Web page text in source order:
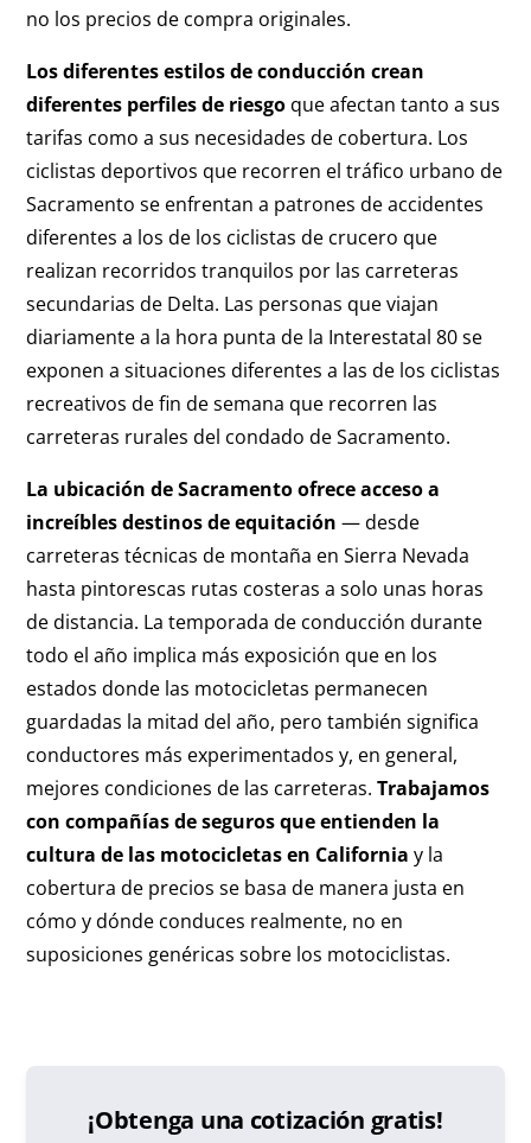
no los precios de compra originales.
Los diferentes estilos de conducción crean
diferentes perfiles de riesgo que afectan tanto a sus
tarifas como a sus necesidades de cobertura. Los
ciclistas deportivos que recorren el tráfico urbano de
Sacramento se enfrentan a patrones de accidentes
diferentes a los de los ciclistas de crucero que
realizan recorridos tranquilos por las carreteras
secundarias de Delta. Las personas que viajan
diariamente a la hora punta de la Interestatal 80 se
exponen a situaciones diferentes a las de los ciclistas
recreativos de fin de semana que recorren las
carreteras rurales del condado de Sacramento.
La ubicación de Sacramento ofrece acceso a
increíbles destinos de equitación — desde
carreteras técnicas de montaña en Sierra Nevada
hasta pintorescas rutas costeras a solo unas horas
de distancia. La temporada de conducción durante
todo el año implica más exposición que en los
estados donde las motocicletas permanecen
guardadas la mitad del año, pero también significa
conductores más experimentados y, en general,
mejores condiciones de las carreteras.Trabajamos
con compañías de seguros que entienden la
cultura de las motocicletas en California y la
cobertura de precios se basa de manera justa en
cómo y dónde conduces realmente, no en
suposiciones genéricas sobre los motociclistas.
¡Obtenga una cotización gratis!